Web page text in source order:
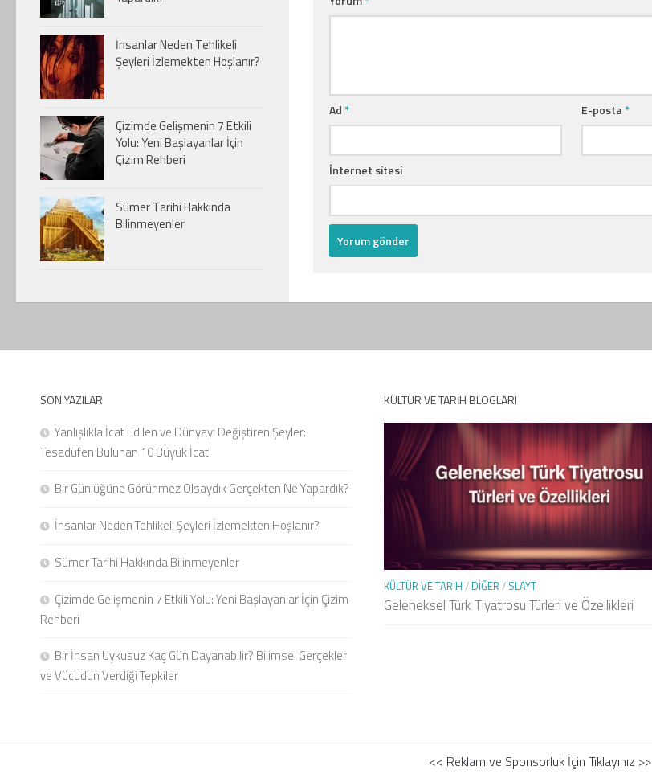
Ad* E-posta*
İnternet sitesi
İnsanlar Neden Tehlikeli
Şeyleri İzlemekten Hoşlanır?
Çizimde Gelişmenin 7 Etkili
Yolu: Yeni Başlayanlar İçin
Çizim Rehberi
Sümer Tarihi Hakkında
Bilinmeyenler
SON YAZILAR
Yanlışlıkla İcat Edilen ve Dünyayı Değiştiren Şeyler:
Tesadüfen Bulunan 10 Büyük İcat
Bir Günlüğüne Görünmez Olsaydık Gerçekten Ne Yapardık?
İnsanlar Neden Tehlikeli Şeyleri İzlemekten Hoşlanır?
Sümer Tarihi Hakkında Bilinmeyenler
Çizimde Gelişmenin 7 Etkili Yolu: Yeni Başlayanlar İçin Çizim
Rehberi
Bir İnsan Uykusuz Kaç Gün Dayanabilir? Bilimsel Gerçekler
ve Vücudun Verdiği Tepkiler
KÜLTÜR VE TARIH BLOGLARI
KÜLTÜR VE TARIH / DIĞER / SLAYT
Geleneksel Türk Tiyatrosu Türleri ve Özellikleri
<< Reklam ve Sponsorluk İçin Tıklayınız >>